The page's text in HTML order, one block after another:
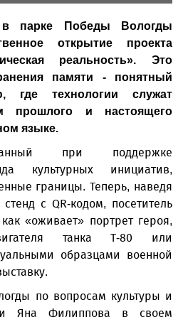
парке Победы Вологды
открытие проекта
реальность». Это
памяти - понятный
где технологии служат
прошлого и настоящего
языке.
при поддержке
культурных инициатив,
границы. Теперь, наведя
с QR-кодом, посетитель
«оживает» портрет героя,
танка Т-80 или
образцами военной
по вопросам культуры и
Яна Филиппова в своем